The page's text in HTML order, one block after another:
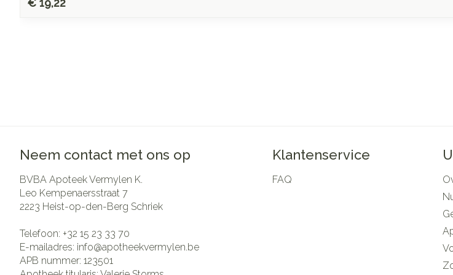
Neem contact met ons op
BVBA Apoteek Vermylen K.
Leo Kempenaersstraat 7
2223 Heist-op-den-Berg Schriek
Telefoon: +32 15 23 33 70
E-mailadres: info@apotheekvermylen.be
APB nummer: 123501
Klantenservice
FAQ